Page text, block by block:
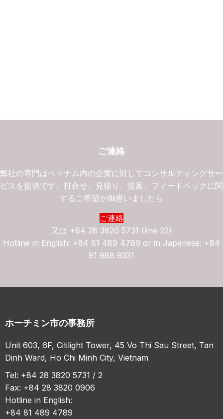
ご連絡
弊社の専門はベトナム内の企業に対してコンサルティングサー
ビスを提供です。打合せ、見積り、提案、フィードベックに関
するご希望が御座いましたら
ご連絡
又は +84 28 3820 5731 (line 22)
Hotline in English: +84 81 489 4789 or in Japanese: +84
91 988 9331
ホーチミン市の事務所
Unit 603, 6F, Citilight Tower, 45 Vo Thi Sau Street, Tan
Dinh Ward, Ho Chi Minh City, Vietnam
Tel: +84 28 3820 5731 / 2
Fax: +84 28 3820 0906
Hotline in English:
+84 81 489 4789